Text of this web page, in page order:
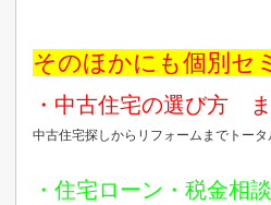
そのほかにも個別セ
・中古住宅の選び方
中古住宅探しからリフォームまでトータ
・住宅ローン・税金相談